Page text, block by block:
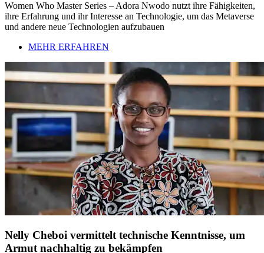
Women Who Master Series – Adora Nwodo nutzt ihre Fähigkeiten,
ihre Erfahrung und ihr Interesse an Technologie, um das Metaverse
und andere neue Technologien aufzubauen
MEHR ERFAHREN
Nelly Cheboi vermittelt technische Kenntnisse, um
Armut nachhaltig zu bekämpfen